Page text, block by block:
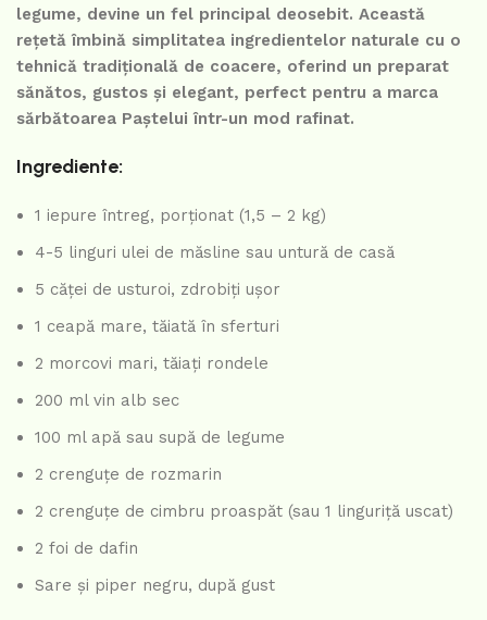
legume, devine un fel principal deosebit. Această
rețetă îmbină simplitatea ingredientelor naturale cu o
tehnică tradițională de coacere, oferind un preparat
sănătos, gustos și elegant, perfect pentru a marca
sărbătoarea Paștelui într-un mod rafinat.
Ingrediente:
1 iepure întreg, porționat (1,5 – 2 kg)
4-5 linguri ulei de măsline sau untură de casă
5 căței de usturoi, zdrobiți ușor
1 ceapă mare, tăiată în sferturi
2 morcovi mari, tăiați rondele
200 ml vin alb sec
100 ml apă sau supă de legume
2 crenguțe de rozmarin
2 crenguțe de cimbru proaspăt (sau 1 linguriță uscat)
2 foi de dafin
Sare și piper negru, după gust